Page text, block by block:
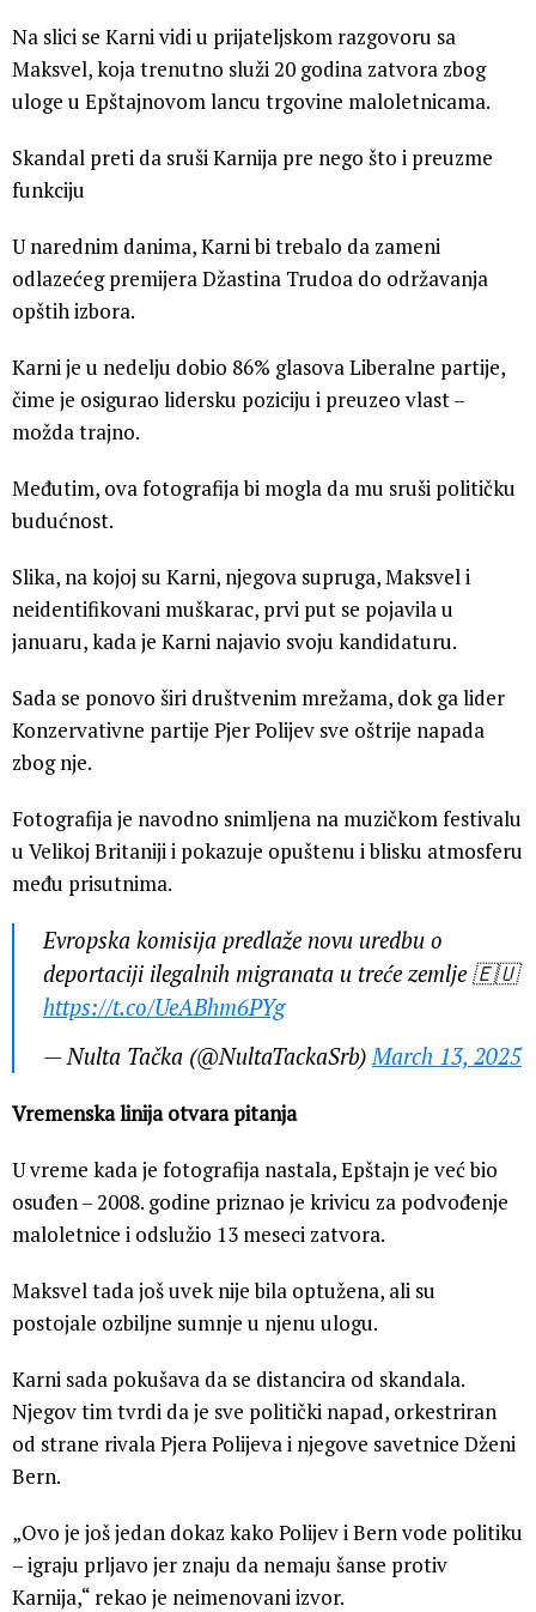
Na slici se Karni vidi u prijateljskom razgovoru sa
Maksvel, koja trenutno služi 20 godina zatvora zbog
uloge u Epštajnovom lancu trgovine maloletnicama.
Skandal preti da sruši Karnija pre nego što i preuzme
funkciju
U narednim danima, Karni bi trebalo da zameni
odlazećeg premijera Džastina Trudoa do održavanja
opštih izbora.
Karni je u nedelju dobio 86% glasova Liberalne partije,
čime je osigurao lidersku poziciju i preuzeo vlast –
možda trajno.
Međutim, ova fotografija bi mogla da mu sruši političku
budućnost.
Slika, na kojoj su Karni, njegova supruga, Maksvel i
neidentifikovani muškarac, prvi put se pojavila u
januaru, kada je Karni najavio svoju kandidaturu.
Sada se ponovo širi društvenim mrežama, dok ga lider
Konzervativne partije Pjer Polijev sve oštrije napada
zbog nje.
Fotografija je navodno snimljena na muzičkom festivalu
u Velikoj Britaniji i pokazuje opuštenu i blisku atmosferu
među prisutnima.
Evropska komisija predlaže novu uredbu o
deportaciji ilegalnih migranata u treće zemlje 🇪🇺
https://t.co/UeABhm6PYg
— Nulta Tačka (@NultaTackaSrb) March 13, 2025
Vremenska linija otvara pitanja
U vreme kada je fotografija nastala, Epštajn je već bio
osuđen – 2008. godine priznao je krivicu za podvođenje
maloletnice i odslužio 13 meseci zatvora.
Maksvel tada još uvek nije bila optužena, ali su
postojale ozbiljne sumnje u njenu ulogu.
Karni sada pokušava da se distancira od skandala.
Njegov tim tvrdi da je sve politički napad, orkestriran
od strane rivala Pjera Polijeva i njegove savetnice Dženi
Bern.
„Ovo je još jedan dokaz kako Polijev i Bern vode politiku
– igraju prljavo jer znaju da nemaju šanse protiv
Karnija,“ rekao je neimenovani izvor.